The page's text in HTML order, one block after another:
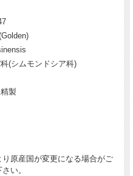
(シムモンドシア科)
製
原産国が変更になる場合がご
い。